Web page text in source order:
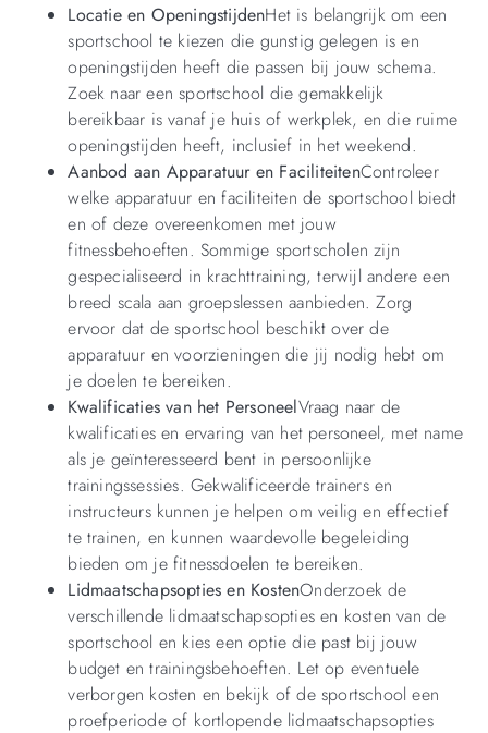
Locatie en OpeningstijdenHet is belangrijk om een
sportschool te kiezen die gunstig gelegen is en
openingstijden heeft die passen bij jouw schema.
Zoek naar een sportschool die gemakkelijk
bereikbaar is vanaf je huis of werkplek, en die ruime
openingstijden heeft, inclusief in het weekend.
Aanbod aan Apparatuur en FaciliteitenControleer
welke apparatuur en faciliteiten de sportschool biedt
en of deze overeenkomen met jouw
fitnessbehoeften. Sommige sportscholen zijn
gespecialiseerd in krachttraining, terwijl andere een
breed scala aan groepslessen aanbieden. Zorg
ervoor dat de sportschool beschikt over de
apparatuur en voorzieningen die jij nodig hebt om
je doelen te bereiken.
Kwalificaties van het PersoneelVraag naar de
kwalificaties en ervaring van het personeel, met name
als je geïnteresseerd bent in persoonlijke
trainingssessies. Gekwalificeerde trainers en
instructeurs kunnen je helpen om veilig en effectief
te trainen, en kunnen waardevolle begeleiding
bieden om je fitnessdoelen te bereiken.
Lidmaatschapsopties en KostenOnderzoek de
verschillende lidmaatschapsopties en kosten van de
sportschool en kies een optie die past bij jouw
budget en trainingsbehoeften. Let op eventuele
verborgen kosten en bekijk of de sportschool een
proefperiode of kortlopende lidmaatschapsopties